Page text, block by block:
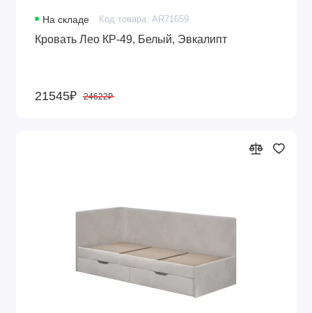
На складе Код товара: AR71659
Кровать Лео КР-49, Белый, Эвкалипт
21545₽ 24622₽